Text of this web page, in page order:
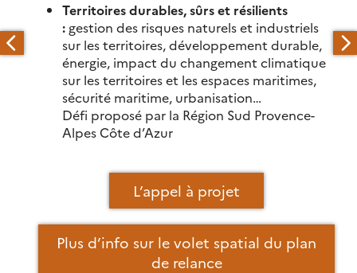
Territoires durables, sûrs et résilients
: gestion des risques naturels et industriels
sur les territoires, développement durable,
énergie, impact du changement climatique
sur les territoires et les espaces maritimes,
sécurité maritime, urbanisation…
Défi proposé par la Région Sud Provence-
Alpes Côte d’Azur
L’appel à projet
Plus d’info sur le volet spatial du plan
de relance